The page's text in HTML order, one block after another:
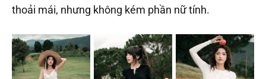
thoải mái, nhưng không kém phần nữ tính.